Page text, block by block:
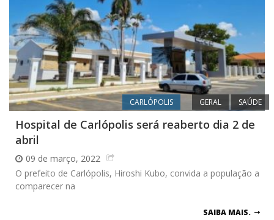
CARLÓPOLIS GERAL SAÚDE
Hospital de Carlópolis será reaberto dia 2 de
abril
09 de março, 2022
O prefeito de Carlópolis, Hiroshi Kubo, convida a população a
comparecer na
SAIBA MAIS.